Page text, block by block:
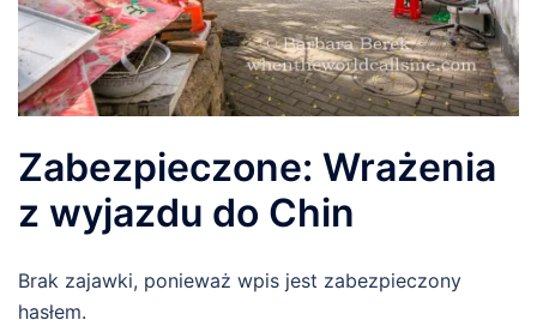
Zabezpieczone: Wrażenia
z wyjazdu do Chin
Brak zajawki, ponieważ wpis jest zabezpieczony
hasłem.